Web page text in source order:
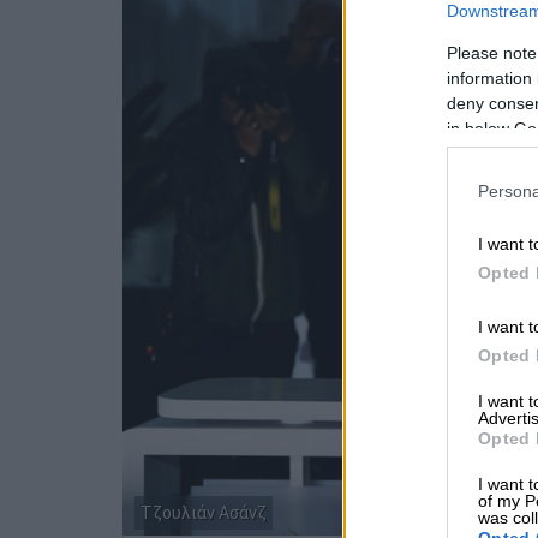
Please
information
deny
in below
I want
Opted
I want
Opted
I want
Opted
I want
of my
was
Τζουλιάν Ασάνζ